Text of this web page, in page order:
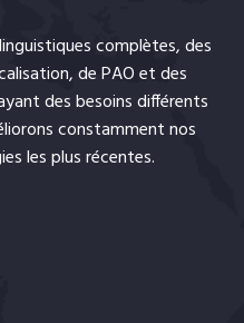
complètes, des
, dePAOetdes
des besoins différents
constamment nos
les plus récentes.